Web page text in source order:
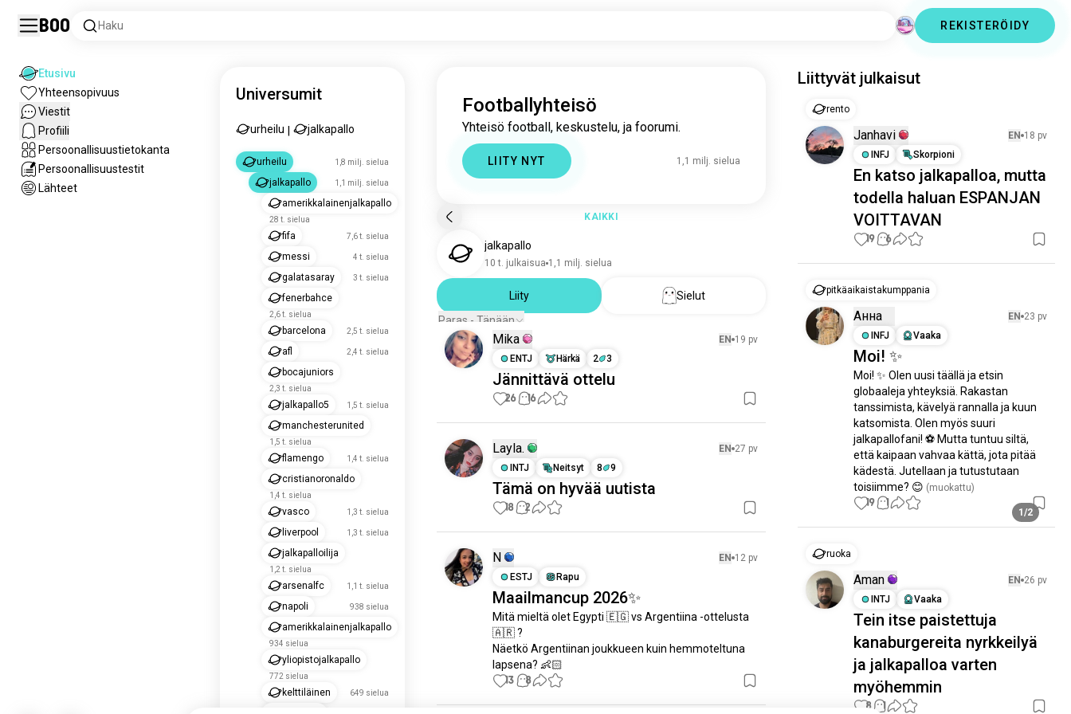
Boo Haku REKISTERÖIDY
Etusivu
Yhteensopivuus
Viestit
Profiili
Persoonallisuustietokanta
Persoonallisuustestit
Lähteet
Universumit
urheilu jalkapallo
urheilu 1,8 milj. sielua
jalkapallo 1,1 milj. sielua
amerikkalainenjalkapallo
28 t. sielua
fifa 7,6 t. sielua
messi 4 t. sielua
galatasaray 3 t. sielua
fenerbahce
2,6 t. sielua
barcelona 2,5 t. sielua
afl 2,4 t. sielua
bocajuniors
2,3 t. sielua
jalkapallo5 1,5 t. sielua
manchesterunited
1,5 t. sielua
flamengo 1,4 t. sielua
cristianoronaldo
1,4 t. sielua
vasco 1,3 t. sielua
liverpool 1,3 t. sielua
jalkapalloilija
1,2 t. sielua
arsenalfc 1,1 t. sielua
napoli 938 sielua
amerikkalainenjalkapallo
934 sielua
yliopistojalkapallo
772 sielua
kelttiläinen 649 sielua
Footballyhteisö
Yhteisö football, keskustelu, ja foorumi.
LIITY NYT 1,1 milj. sielua
KAIKKI
jalkapallo
10 t. julkaisua 1,1 milj. sielua
Liity
Sielut
Paras - Tänään
Mika EN 19 pv
ENTJ
Härkä 2 3
Jännittävä ottelu
26 16
Layla. EN 27 pv
INTJ
Neitsyt 8 9
Tämä on hyvää uutista
18 2
N EN 12 pv
ESTJ
Rapu
Maailmancup 2026✨
Mitä mieltä olet Egypti 🇪🇬 vs Argentiina -ottelusta
🇦🇷 ?
Näetkö Argentiinan joukkueen kuin hemmoteltuna
lapsena? 👶🏻
13 8
Liittyvät julkaisut
rento
Janhavi EN 18 pv
INFJ
Skorpioni
En katso jalkapalloa, mutta
todella haluan ESPANJAN
VOITTAVAN
19 6
pitkäaikaistakumppania
Анна EN 23 pv
INFJ
Vaaka
Moi! ✨
Moi! ✨ Olen uusi täällä ja etsin
globaaleja yhteyksiä. Rakastan
tanssimista, kävelyä rannalla ja kuun
katsomista. Olen myös suuri
jalkapallofani! ⚽ Mutta tuntuu siltä,
että kaipaan vahvaa kättä, jota pitää
kädestä. Jutellaan ja tutustutaan
toisiimme? 😊 (muokattu)
1/2
19 1
ruoka
Aman EN 26 pv
INTJ
Vaaka
Tein itse paistettuja
kanaburgereita nyrkkeilyä
ja jalkapalloa varten
myöhemmin
8 1